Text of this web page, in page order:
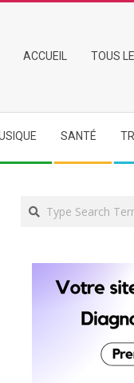
ACCUEIL TOUS
SANTÉ
Search